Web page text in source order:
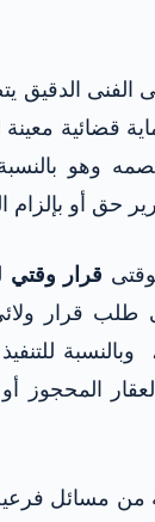
الفنى الدقيق
قضائية
وهو
حق أو بإلزام
قرار وقتي
طلب قرار
وبالنسبة
من مسائل